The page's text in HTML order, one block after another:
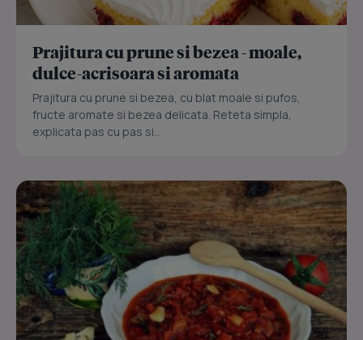
Prajitura cu prune si bezea - moale,
dulce-acrisoara si aromata
Prajitura cu prune si bezea, cu blat moale si pufos,
fructe aromate si bezea delicata. Reteta simpla,
explicata pas cu pas si...